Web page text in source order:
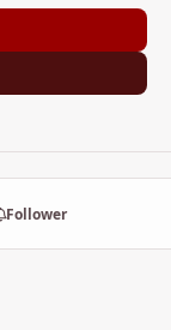
Follower